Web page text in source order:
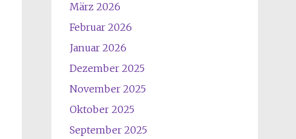
März 2026
Februar 2026
Januar 2026
Dezember 2025
November 2025
Oktober 2025
September 2025